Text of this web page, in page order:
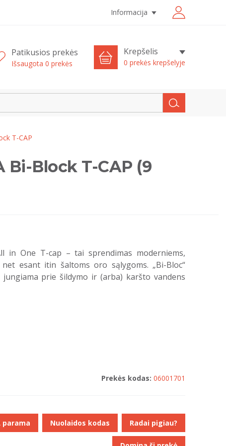
Informacija
Patikusios prekės
Išsaugota 0 prekės
Krepšelis
0 prekės krepšelyje
T-CAP
Bi-Block T-CAP (9
in One T-cap – tai sprendimas moderniems,
esant itin šaltoms oro sąlygoms. „Bi-Bloc“
prie šildymo ir (arba) karšto vandens
Prekės kodas: 06001701
parama Nuolaidos kodas Radai pigiau?